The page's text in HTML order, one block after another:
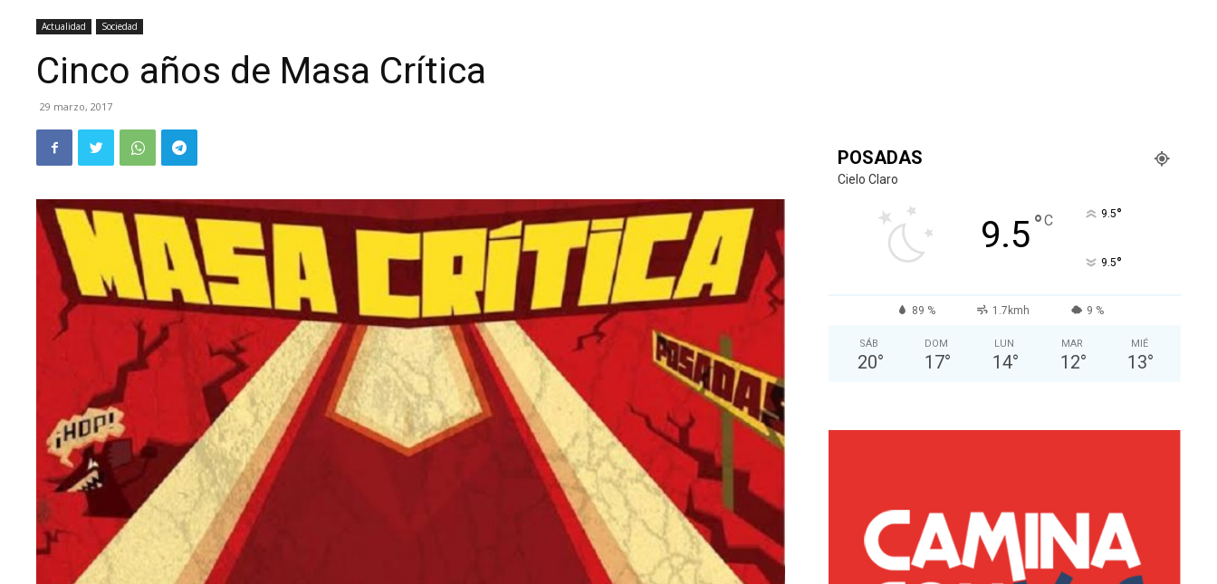
Actualidad Sociedad
Cinco años de Masa Crítica
29 marzo, 2017
POSADAS
Cielo Claro
9.5°C 9.5°
9.5°
89 % 1.7kmh 9 %
SÁB
20°
DOM
17°
LUN
14°
MAR
12°
MIÉ
13°